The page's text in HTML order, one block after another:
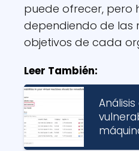
puede ofrecer, pero
dependiendo de las
objetivos de cada
Leer También:
Análisis